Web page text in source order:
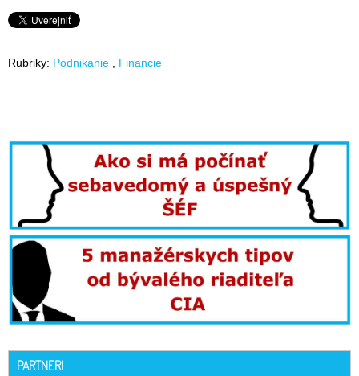
Rubriky: Podnikanie Financie
PARTNERI